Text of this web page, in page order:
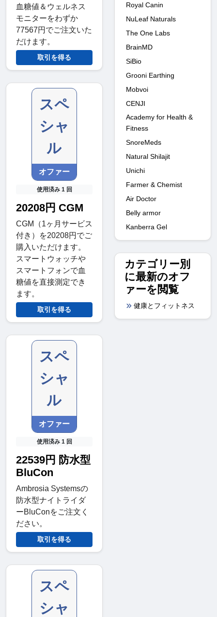
血糖値＆ウェルネス
モニターをわずか
77567円でご注文いた
だけます。
取引を得る
スペ
シャ
ル
オファー
使用済み 1 回
20208円 CGM
CGM（1ヶ月サービス
付き）を20208円でご
購入いただけます。
スマートウォッチや
スマートフォンで血
糖値を直接測定でき
ます。
取引を得る
スペ
シャ
ル
オファー
使用済み 1 回
22539円 防水型
BluCon
Ambrosia Systemsの
防水型ナイトライダ
ーBluConをご注文く
ださい。
取引を得る
スペ
シャ
Royal Canin
NuLeaf Naturals
The One Labs
BrainMD
SiBio
Grooni Earthing
Mobvoi
CENJI
Academy for Health &
Fitness
SnoreMeds
Natural Shilajit
Unichi
Farmer & Chemist
Air Doctor
Belly armor
Kanberra Gel
カテゴリー別
に最新のオフ
ァーを閲覧
健康とフィットネス